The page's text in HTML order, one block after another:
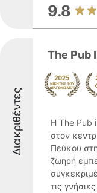
9.8
Διακριθέντες
The Pub
Η The Pub
στον
Πεύκου
ζωηρή
τις